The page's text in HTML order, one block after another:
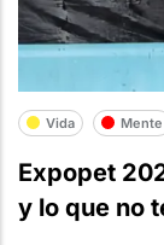
Vida Mente
Expopet
y lo que no